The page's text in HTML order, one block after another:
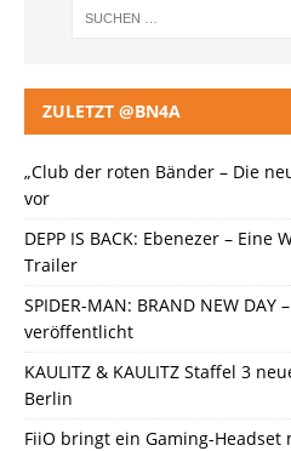
ZULETZT @BN4A
„Club der roten Bänder – Die
vor
DEPP IS BACK: Ebenezer – Eine
Trailer
SPIDER-MAN: BRAND NEW
veröffentlicht
KAULITZ & KAULITZ Staffel 3
Berlin
FiiO bringt ein Gaming-Headset